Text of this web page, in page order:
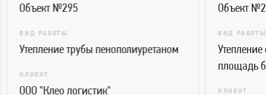
Объект №295
ВИД РАБОТЫ
Утепление трубы пенополиуретаном
КЛИЕНТ
ООО "Клео логистик"
Объект
ВИД РАБОТЫ
Утепление
площадь
КЛИЕНТ